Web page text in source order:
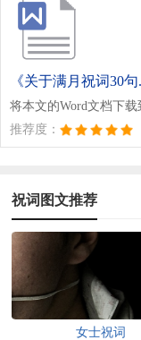
《关于满月祝词30句
将本文的Word文档下
推荐度：
祝词图文推荐
女士祝词